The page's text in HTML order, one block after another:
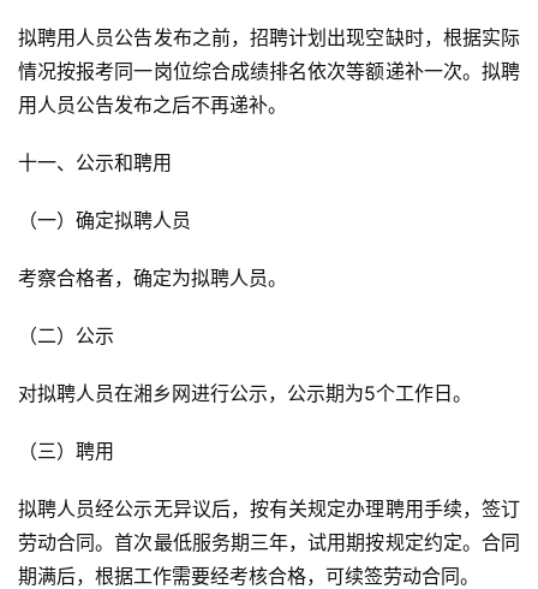
拟聘用人员公告发布之前，招聘计划出现空缺时，根据实际
情况按报考同一岗位综合成绩排名依次等额递补一次。拟聘
用人员公告发布之后不再递补。
十一、公示和聘用
（一）确定拟聘人员
考察合格者，确定为拟聘人员。
（二）公示
对拟聘人员在湘乡网进行公示，公示期为5个工作日。
（三）聘用
拟聘人员经公示无异议后，按有关规定办理聘用手续，签订
劳动合同。首次最低服务期三年，试用期按规定约定。合同
期满后，根据工作需要经考核合格，可续签劳动合同。